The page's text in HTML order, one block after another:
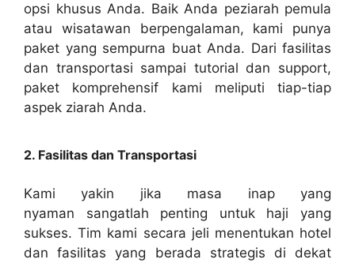
opsi khusus Anda. Baik Anda peziarah pemula
atau wisatawan berpengalaman, kami punya
paket yang sempurna buat Anda. Dari fasilitas
dan transportasi sampai tutorial dan support,
paket komprehensif kami meliputi tiap-tiap
aspek ziarah Anda.
2. Fasilitas dan Transportasi
Kami yakin jika masa inap yang
nyaman sangatlah penting untuk haji yang
sukses. Tim kami secara jeli menentukan hotel
dan fasilitas yang berada strategis di dekat